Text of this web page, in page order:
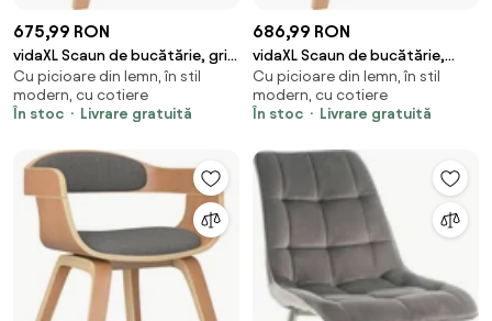
675,99 RON
vidaXL Scaun de bucătărie, gri
taupe, lemn curbat și material
textil
Cu picioare din lemn, în stil
modern, cu cotiere
În stoc
Livrare gratuită
686,99 RON
vidaXL Scaun de bucătărie,
crem, piele ecologică și lemn
curbat
Cu picioare din lemn, în stil
modern, cu cotiere
În stoc
Livrare gratuită